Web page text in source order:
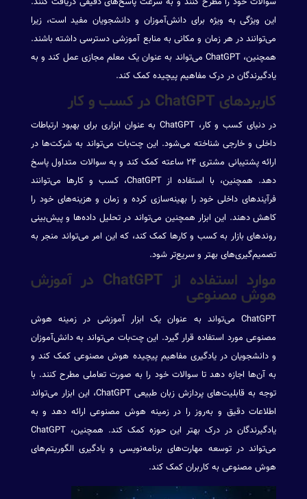
این ویژگی به ویژه برای دانش‌آموزان و دانشجویان مفید است، زیرا
می‌توانند در هر زمان و مکانی به منابع آموزشی دسترسی داشته باشند.
همچنین، ChatGPT می‌تواند به عنوان یک معلم مجازی عمل کند و به
یادگیرندگان در درک مفاهیم پیچیده کمک کند.
کاربردهای ChatGPT در کسب و کار
در دنیای کسب و کار، ChatGPT به عنوان ابزاری برای بهبود ارتباطات
داخلی و خارجی شناخته می‌شود. این چت‌بات می‌تواند به شرکت‌ها در
ارائه پشتیبانی مشتری ۲۴ ساعته کمک کند و به سوالات متداول پاسخ
دهد. همچنین، با استفاده از ChatGPT، کسب و کارها می‌توانند
فرآیندهای داخلی خود را بهینه‌سازی کرده و زمان و هزینه‌های خود را
کاهش دهند. این ابزار همچنین می‌تواند در تحلیل داده‌ها و پیش‌بینی
روندهای بازار به کسب و کارها کمک کند، که این امر می‌تواند منجر به
تصمیم‌گیری‌های بهتر و سریع‌تر شود.
موارد استفاده از ChatGPT در آموزش
هوش مصنوعی
ChatGPT می‌تواند به عنوان یک ابزار آموزشی در زمینه هوش
مصنوعی مورد استفاده قرار گیرد. این چت‌بات می‌تواند به دانش‌آموزان
و دانشجویان در یادگیری مفاهیم پیچیده هوش مصنوعی کمک کند و
به آن‌ها اجازه دهد تا سوالات خود را به صورت تعاملی مطرح کنند. با
توجه به قابلیت‌های پردازش زبان طبیعی ChatGPT، این ابزار می‌تواند
اطلاعات دقیق و به‌روز را در زمینه هوش مصنوعی ارائه دهد و به
یادگیرندگان در درک بهتر این حوزه کمک کند. همچنین، ChatGPT
می‌تواند در توسعه مهارت‌های برنامه‌نویسی و یادگیری الگوریتم‌های
هوش مصنوعی به کاربران کمک کند.